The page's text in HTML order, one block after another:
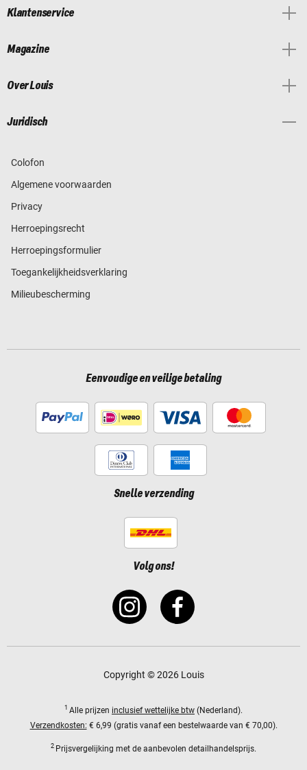
Klantenservice
Magazine
Over Louis
Juridisch
Colofon
Algemene voorwaarden
Privacy
Herroepingsrecht
Herroepingsformulier
Toegankelijkheidsverklaring
Milieubescherming
Eenvoudige en veilige betaling
Snelle verzending
Volg ons!
Copyright © 2026 Louis
1 Alle prijzen inclusief wettelijke btw (Nederland).
Verzendkosten: € 6,99 (gratis vanaf een bestelwaarde van € 70,00).
2 Prijsvergelijking met de aanbevolen detailhandelsprijs.